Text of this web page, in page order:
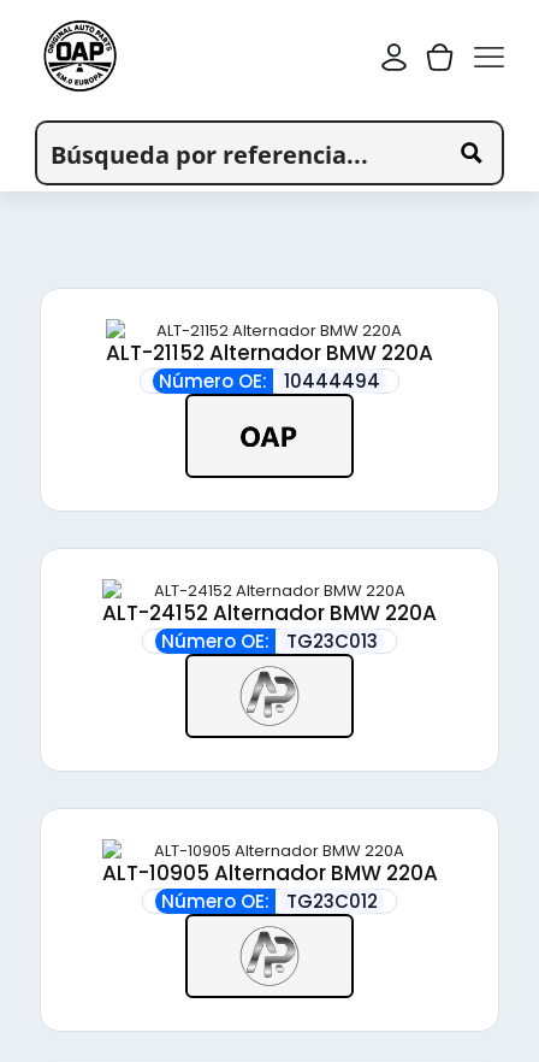
ALT-21152 Alternador BMW 220A
Número OE: 10444494
ALT-24152 Alternador BMW 220A
Número OE: TG23C013
ALT-10905 Alternador BMW 220A
Número OE: TG23C012